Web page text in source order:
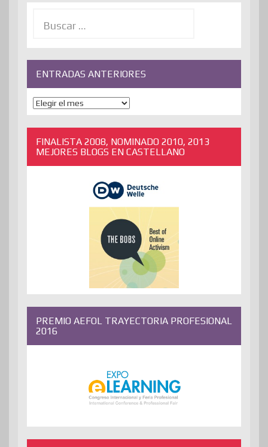
ENTRADAS ANTERIORES
ENTRADAS
ANTERIORES
FINALISTA 2008, NOMINADO 2010, 2013
MEJORES BLOGS EN CASTELLANO
PREMIO AEFOL TRAYECTORIA PROFESIONAL
2016